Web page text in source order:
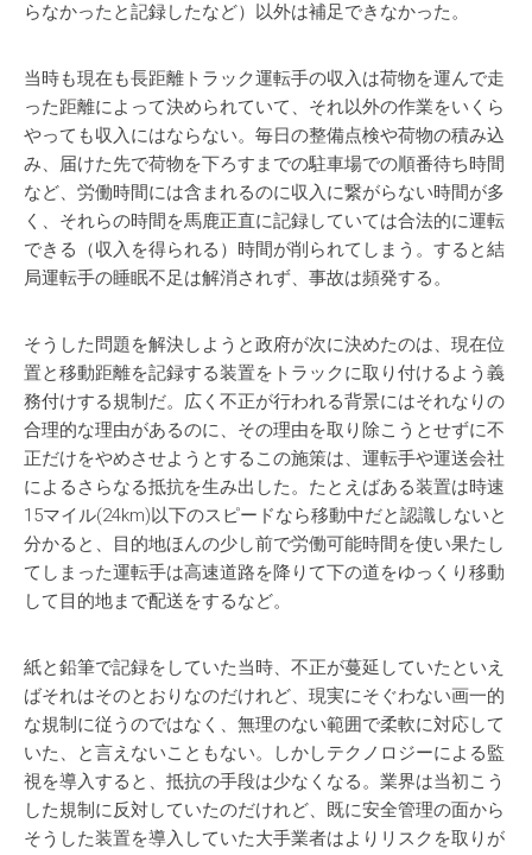
らなかったと記録したなど）以外は補足できなかった。
当時も現在も長距離トラック運転手の収入は荷物を運んで走
った距離によって決められていて、それ以外の作業をいくら
やっても収入にはならない。毎日の整備点検や荷物の積み込
み、届けた先で荷物を下ろすまでの駐車場での順番待ち時間
など、労働時間には含まれるのに収入に繋がらない時間が多
く、それらの時間を馬鹿正直に記録していては合法的に運転
できる（収入を得られる）時間が削られてしまう。すると結
局運転手の睡眠不足は解消されず、事故は頻発する。
そうした問題を解決しようと政府が次に決めたのは、現在位
置と移動距離を記録する装置をトラックに取り付けるよう義
務付けする規制だ。広く不正が行われる背景にはそれなりの
合理的な理由があるのに、その理由を取り除こうとせずに不
正だけをやめさせようとするこの施策は、運転手や運送会社
によるさらなる抵抗を生み出した。たとえばある装置は時速
15マイル(24km)以下のスピードなら移動中だと認識しないと
分かると、目的地ほんの少し前で労働可能時間を使い果たし
てしまった運転手は高速道路を降りて下の道をゆっくり移動
して目的地まで配送をするなど。
紙と鉛筆で記録をしていた当時、不正が蔓延していたといえ
ばそれはそのとおりなのだけれど、現実にそぐわない画一的
な規制に従うのではなく、無理のない範囲で柔軟に対応して
いた、と言えないこともない。しかしテクノロジーによる監
視を導入すると、抵抗の手段は少なくなる。業界は当初こう
した規制に反対していたのだけれど、既に安全管理の面から
そうした装置を導入していた大手業者はよりリスクを取りが